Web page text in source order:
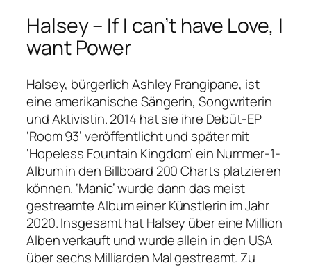
Halsey – If I can’t have Love, I
want Power
Halsey, bürgerlich Ashley Frangipane, ist
eine amerikanische Sängerin, Songwriterin
und Aktivistin. 2014 hat sie ihre Debüt-EP
‘Room 93’ veröffentlicht und später mit
‘Hopeless Fountain Kingdom’ ein Nummer-1-
Album in den Billboard 200 Charts platzieren
können. ‘Manic’ wurde dann das meist
gestreamte Album einer Künstlerin im Jahr
2020. Insgesamt hat Halsey über eine Million
Alben verkauft und wurde allein in den USA
über sechs Milliarden Mal gestreamt. Zu